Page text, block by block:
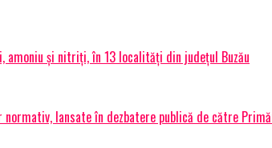
amoniu şi nitriţi, în 13 localități din judeţul Buzău
lansate în dezbatere publică de către